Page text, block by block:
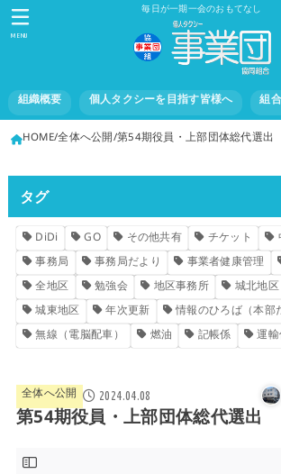
毎日が一期一会のおもてなし
組織概要 個人タクシーを目指す皆様へ 組
MENU
HOME全体へ公開 第54期役員・上部団体総代選出
タグ
DiDi GO その他共有 チケット
事務局
事務局だより 事業者健康管理
全地区
勉強会 地区事務所 城北地区
城東地区
年次更新 情報のひろば（本部
無線（電脳配車）
燃油 記帳係 運
全体へ公開 2024.04.08
第54期役員・上部団体総代選出